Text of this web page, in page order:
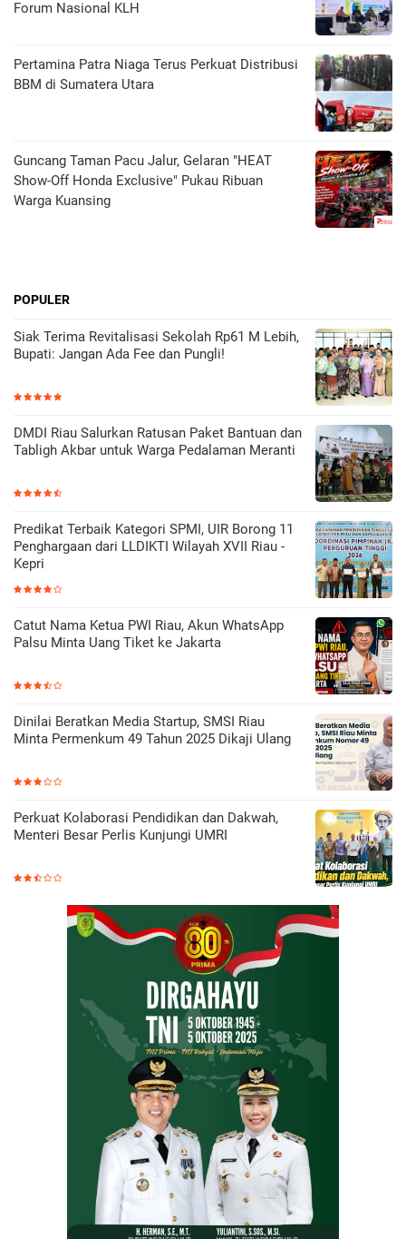
Forum Nasional KLH
Pertamina Patra Niaga Terus Perkuat Distribusi
BBM di Sumatera Utara
Guncang Taman Pacu Jalur, Gelaran "HEAT
Show-Off Honda Exclusive" Pukau Ribuan
Warga Kuansing
POPULER
Siak Terima Revitalisasi Sekolah Rp61 M Lebih,
Bupati: Jangan Ada Fee dan Pungli!
DMDI Riau Salurkan Ratusan Paket Bantuan dan
Tabligh Akbar untuk Warga Pedalaman Meranti
Predikat Terbaik Kategori SPMI, UIR Borong 11
Penghargaan dari LLDIKTI Wilayah XVII Riau -
Kepri
Catut Nama Ketua PWI Riau, Akun WhatsApp
Palsu Minta Uang Tiket ke Jakarta
Dinilai Beratkan Media Startup, SMSI Riau
Minta Permenkum 49 Tahun 2025 Dikaji Ulang
Perkuat Kolaborasi Pendidikan dan Dakwah,
Menteri Besar Perlis Kunjungi UMRI